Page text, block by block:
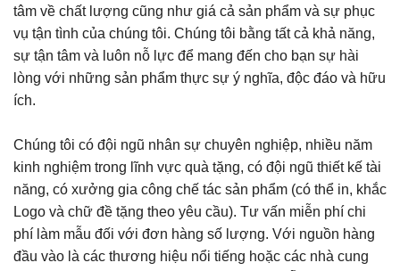
tâm về chất lượng cũng như giá cả sản phẩm và sự phục
vụ tận tình của chúng tôi. Chúng tôi bằng tất cả khả năng,
sự tận tâm và luôn nỗ lực để mang đến cho bạn sự hài
lòng với những sản phẩm thực sự ý nghĩa, độc đáo và hữu
ích.
Chúng tôi có đội ngũ nhân sự chuyên nghiệp, nhiều năm
kinh nghiệm trong lĩnh vực quà tặng, có đội ngũ thiết kế tài
năng, có xưởng gia công chế tác sản phẩm (có thể in, khắc
Logo và chữ đề tặng theo yêu cầu). Tư vấn miễn phí chi
phí làm mẫu đối với đơn hàng số lượng. Với nguồn hàng
đầu vào là các thương hiệu nổi tiếng hoặc các nhà cung